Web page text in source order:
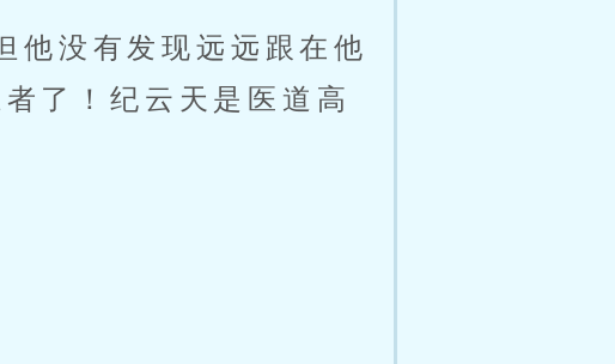
没有发现远远跟在他
了！纪云天是医道高